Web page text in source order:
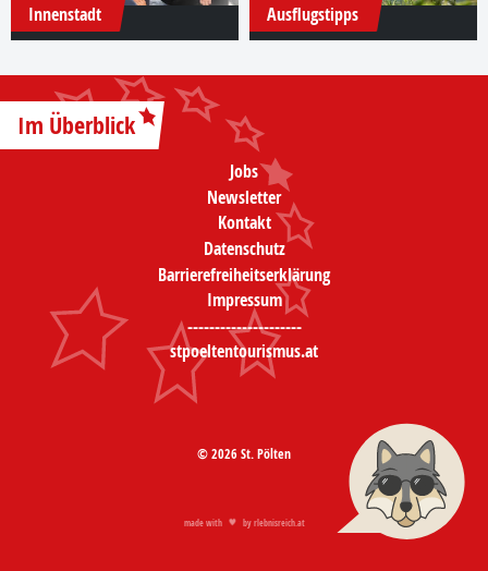
Innenstadt Ausflugstipps
Im Überblick
Jobs
Newsletter
Kontakt
Datenschutz
Barrierefreiheitserklärung
Impressum
---------------------
stpoeltentourismus.at
© 2026 St. Pölten
made with by rlebnisreich.at